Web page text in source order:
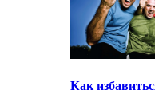
Как